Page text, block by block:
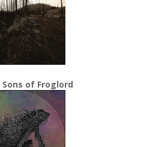
of Froglord